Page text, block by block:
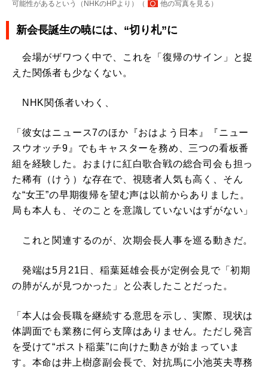
可能性があるという（NHKのHPより）（
他の写真を見る ）
新会長誕生の暁には、“切り札”に
会場がザワつく中で、これを「復帰のサイン」と捉
えた関係者も少なくない。
NHK関係者いわく、
「彼女はニュース7のほか『おはよう日本』『ニュー
スウオッチ9』でもキャスターを務め、三つの看板番
組を経験した。おまけに紅白歌合戦の総合司会も担っ
た稀有（けう）な存在で、視聴者人気も高く、そん
な“女王”の早期復帰を望む声は以前からありました。
局も本人も、そのことを意識していないはずがない」
これと関連するのが、次期会長人事を巡る動きだ。
発端は5月21日、稲葉延雄会長が定例会見で「初期
の肺がんが見つかった」と公表したことだった。
「本人は会長職を継続する意思を示し、実際、現状は
体調面でも業務に何ら支障はありません。ただし発言
を受けて“ポスト稲葉”に向けた動きが始まっていま
す。本命は井上樹彦副会長で、対抗馬に小池英夫専務